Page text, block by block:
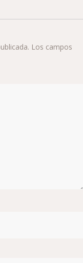
Los campos